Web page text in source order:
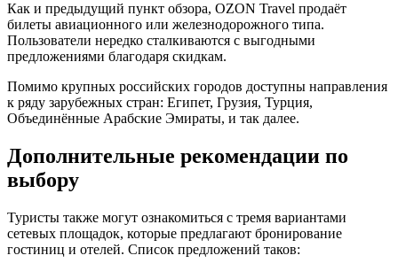
Как и предыдущий пункт обзора, OZON Travel продаёт
билеты авиационного или железнодорожного типа.
Пользователи нередко сталкиваются с выгодными
предложениями благодаря скидкам.
Помимо крупных российских городов доступны направления
к ряду зарубежных стран: Египет, Грузия, Турция,
Объединённые Арабские Эмираты, и так далее.
Дополнительные рекомендации по
выбору
Туристы также могут ознакомиться с тремя вариантами
сетевых площадок, которые предлагают бронирование
гостиниц и отелей. Список предложений таков: